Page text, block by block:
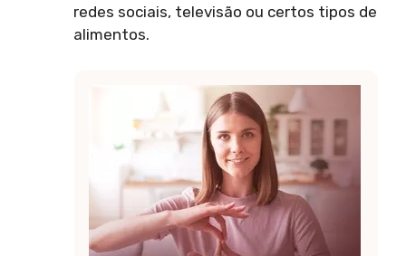
redes sociais, televisão ou certos tipos de
alimentos.